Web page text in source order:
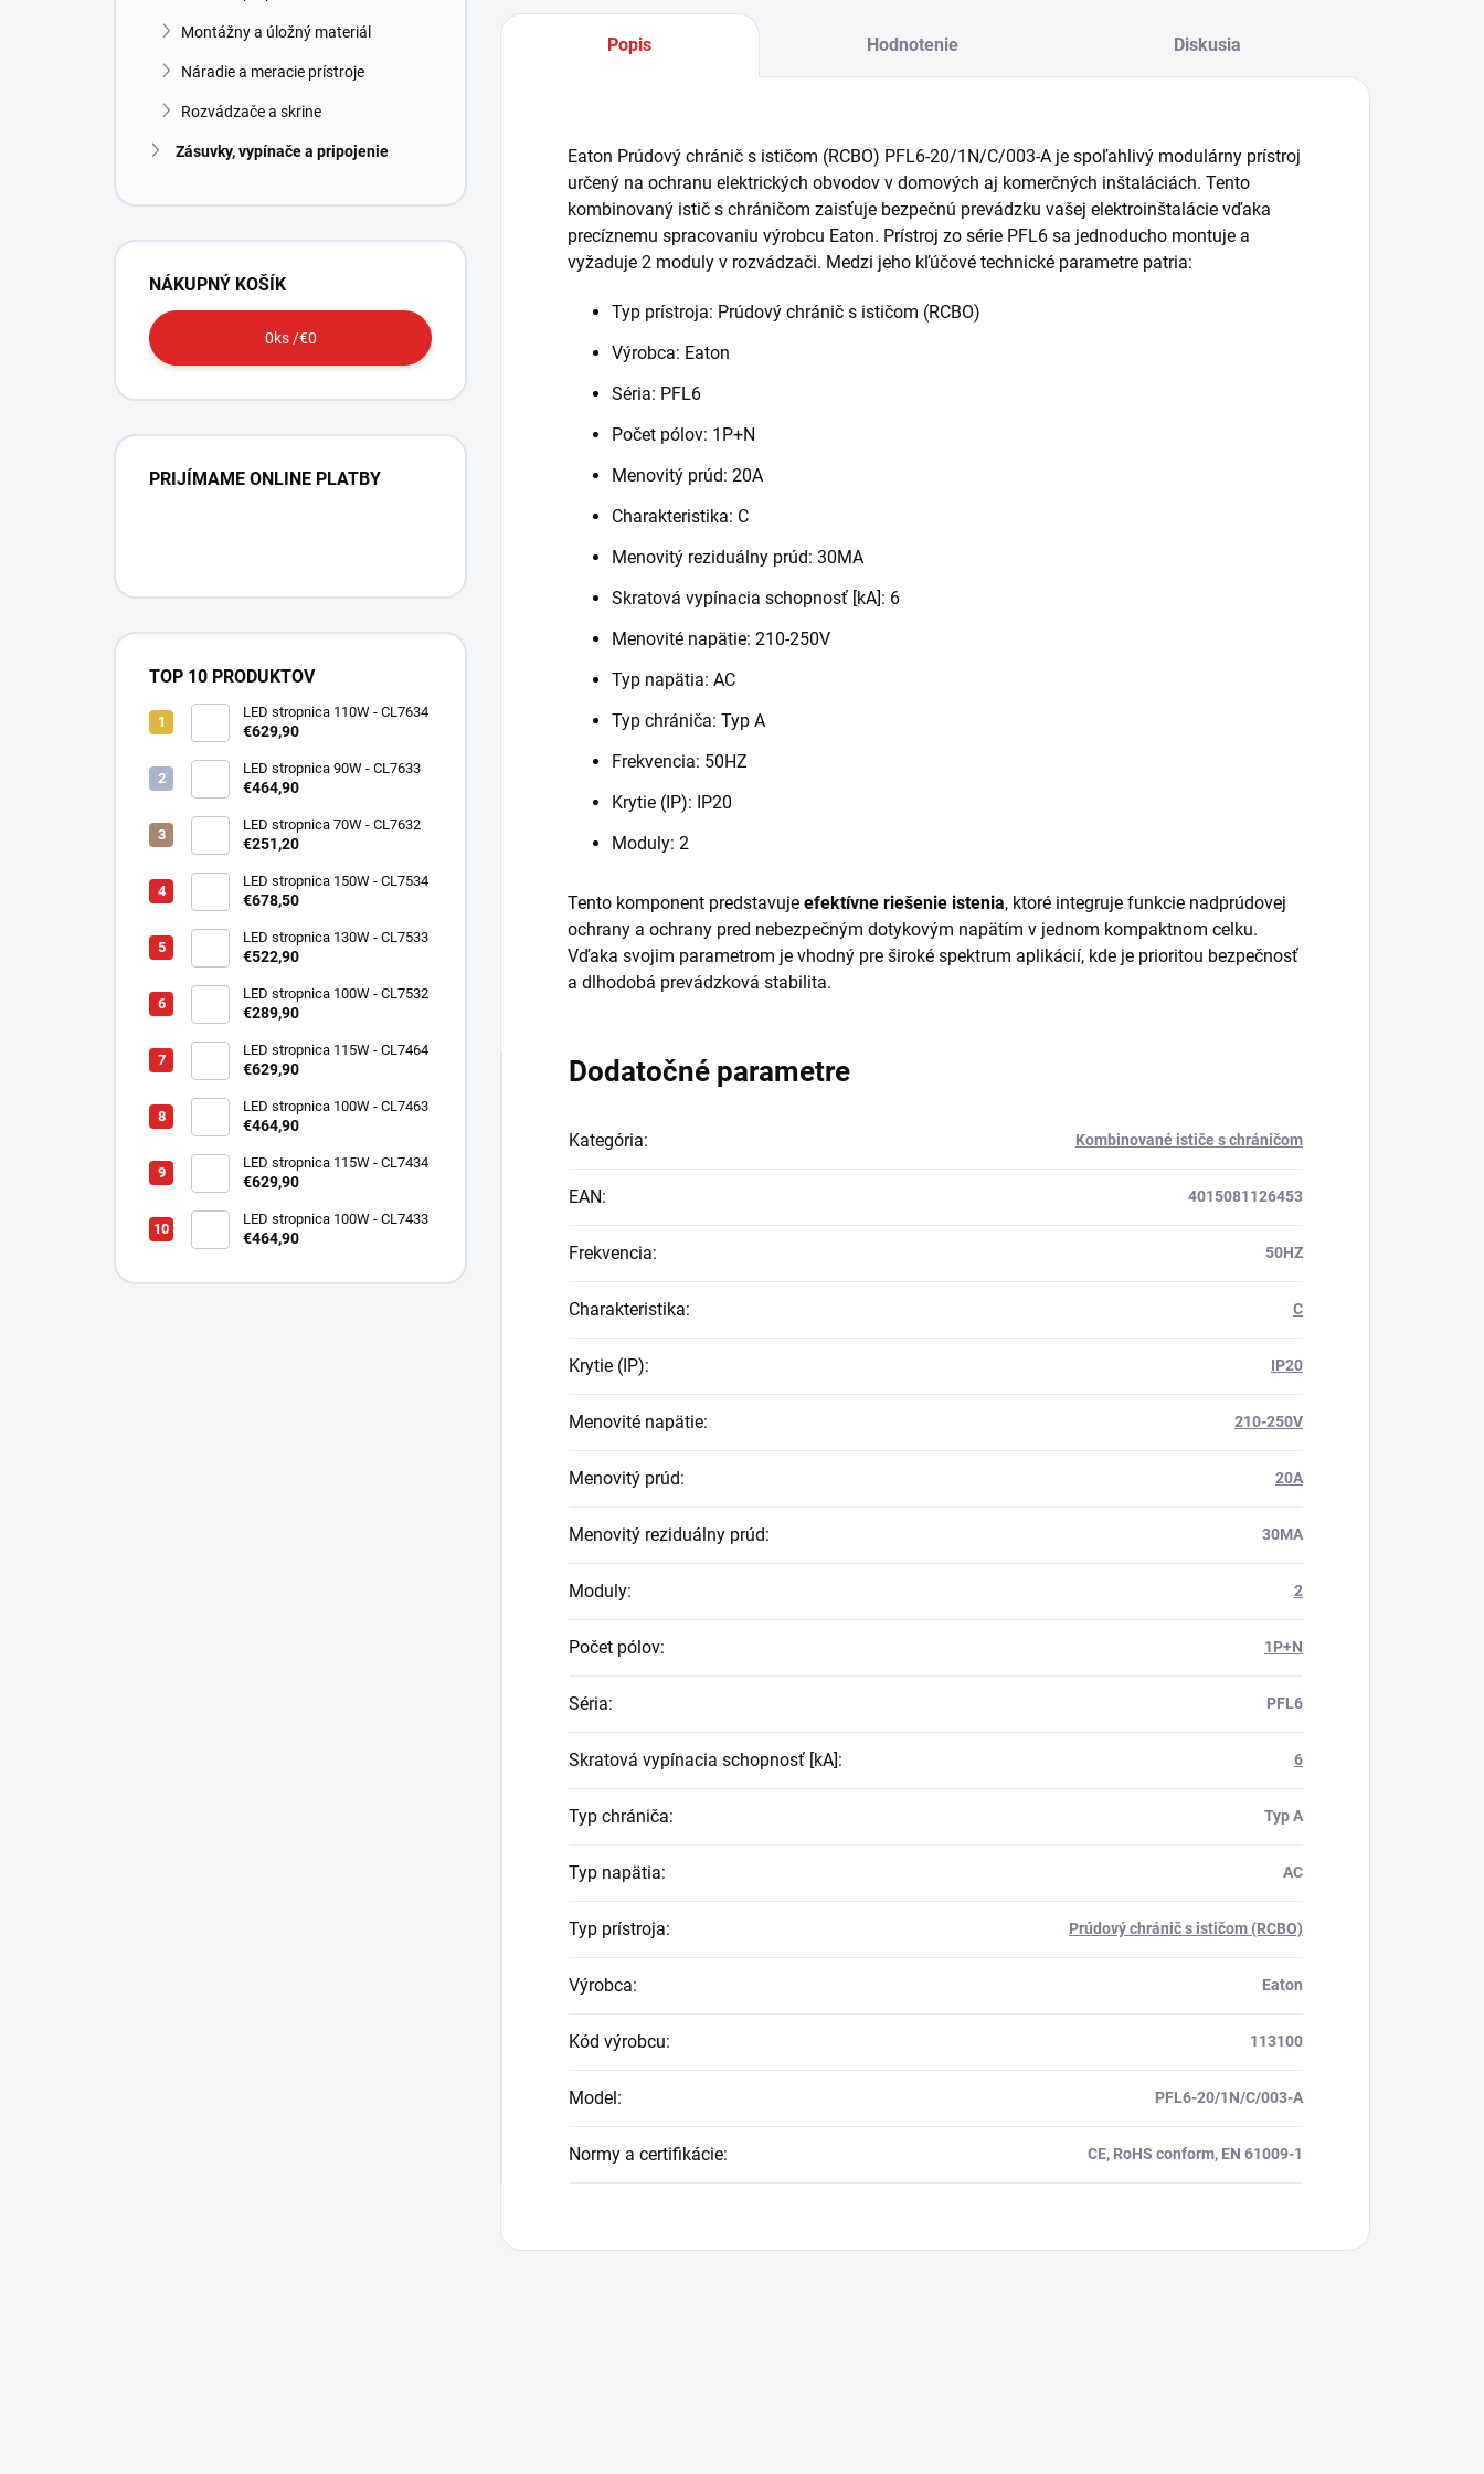
Montážny a úložný materiál
Náradie a meracie prístroje
Rozvádzače a skrine
Zásuvky, vypínače a pripojenie
NÁKUPNÝ KOŠÍK
0ks /€0
PRIJÍMAME ONLINE PLATBY
TOP 10 PRODUKTOV
LED stropnica 110W - CL7634
€629,90
LED stropnica 90W - CL7633
€464,90
LED stropnica 70W - CL7632
€251,20
LED stropnica 150W - CL7534
€678,50
LED stropnica 130W - CL7533
€522,90
LED stropnica 100W - CL7532
€289,90
LED stropnica 115W - CL7464
€629,90
LED stropnica 100W - CL7463
€464,90
LED stropnica 115W - CL7434
€629,90
LED stropnica 100W - CL7433
€464,90
Popis Hodnotenie Diskusia
Eaton Prúdový chránič s ističom (RCBO) PFL6-20/1N/C/003-A je spoľahlivý modulárny prístroj
určený na ochranu elektrických obvodov v domových aj komerčných inštaláciách. Tento
kombinovaný istič s chráničom zaisťuje bezpečnú prevádzku vašej elektroinštalácie vďaka
precíznemu spracovaniu výrobcu Eaton. Prístroj zo série PFL6 sa jednoducho montuje a
vyžaduje 2 moduly v rozvádzači. Medzi jeho kľúčové technické parametre patria:
Typ prístroja: Prúdový chránič s ističom (RCBO)
Výrobca: Eaton
Séria: PFL6
Počet pólov: 1P+N
Menovitý prúd: 20A
Charakteristika: C
Menovitý reziduálny prúd: 30MA
Skratová vypínacia schopnosť [kA]: 6
Menovité napätie: 210-250V
Typ napätia: AC
Typ chrániča: Typ A
Frekvencia: 50HZ
Krytie (IP): IP20
Moduly: 2
Tento komponent predstavuje efektívne riešenie istenia, ktoré integruje funkcie nadprúdovej
ochrany a ochrany pred nebezpečným dotykovým napätím v jednom kompaktnom celku.
Vďaka svojim parametrom je vhodný pre široké spektrum aplikácií, kde je prioritou bezpečnosť
a dlhodobá prevádzková stabilita.
Dodatočné parametre
Kategória: Kombinované ističe s chráničom
EAN: 4015081126453
Frekvencia: 50HZ
Charakteristika: C
Krytie (IP): IP20
Menovité napätie: 210-250V
Menovitý prúd: 20A
Menovitý reziduálny prúd: 30MA
Moduly: 2
Počet pólov: 1P+N
Séria: PFL6
Skratová vypínacia schopnosť [kA]: 6
Typ chrániča: Typ A
Typ napätia: AC
Typ prístroja: Prúdový chránič s ističom (RCBO)
Výrobca: Eaton
Kód výrobcu: 113100
Model: PFL6-20/1N/C/003-A
Normy a certifikácie: CE, RoHS conform, EN 61009-1